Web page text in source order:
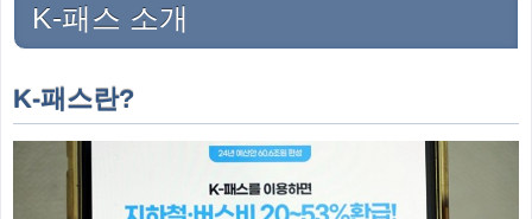
K-패스 소개
K-패스란?